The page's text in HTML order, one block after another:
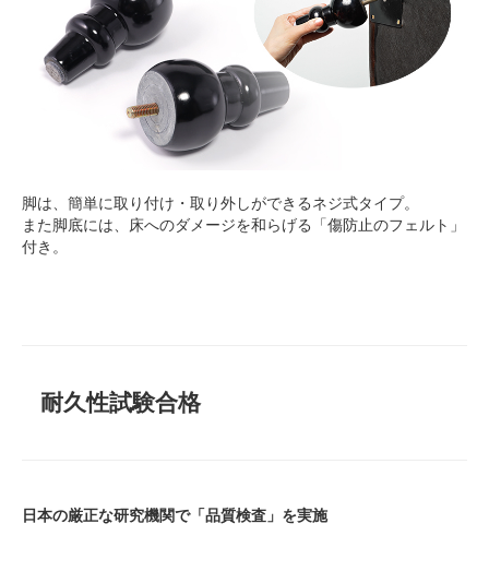
脚は、簡単に取り付け・取り外しができるネジ式タイプ。
また脚底には、床へのダメージを和らげる「傷防止のフェルト」
付き。
耐久性試験合格
日本の厳正な研究機関で「品質検査」を実施